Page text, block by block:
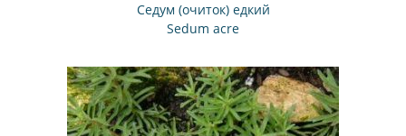
Седум (очиток) едкий
Sedum acre